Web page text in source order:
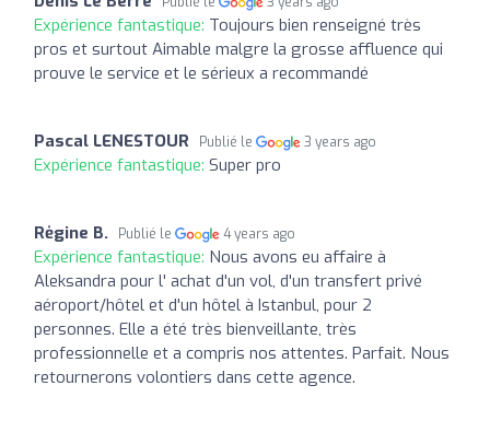
Expérience fantastique: Toujours bien renseigné très
pros et surtout Aimable malgre la grosse affluence qui
prouve le service et le sérieux a recommandé
Pascal LENESTOUR Publié le 3 years ago
Expérience fantastique: Super pro
Rėgine B. Publié le 4 years ago
Expérience fantastique: Nous avons eu affaire à
Aleksandra pour l' achat d'un vol, d'un transfert privé
aéroport/hôtel et d'un hôtel à Istanbul, pour 2
personnes. Elle a été très bienveillante, très
professionnelle et a compris nos attentes. Parfait. Nous
retournerons volontiers dans cette agence.